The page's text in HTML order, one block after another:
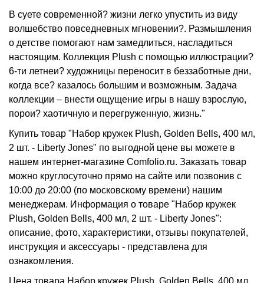
В суете современной? жизни легко упустить из виду
волшебство повседневных мгновении?. Размышления
о детстве помогают нам замедлиться, насладиться
настоящим. Коллекция Plush с помощью иллюстрации?
6-ти летнеи? художницы переносит в беззаботные дни,
когда все? казалось большим и возможным. Задача
коллекции – внести ощущение игры в нашу взрослую,
порои? хаотичную и перегруженную, жизнь."
Купить товар "Набор кружек Plush, Golden Bells, 400 мл,
2 шт. - Liberty Jones" по выгодной цене вы можете в
нашем интернет-магазине Comfolio.ru. Заказать товар
можно круглосуточно прямо на сайте или позвонив с
10:00 до 20:00 (по московскому времени) нашим
менеджерам. Информация о товаре "Набор кружек
Plush, Golden Bells, 400 мл, 2 шт. - Liberty Jones":
описание, фото, характеристики, отзывы покупателей,
инструкция и аксессуары - представлена для
ознакомления.
Цена товара Набор кружек Plush, Golden Bells, 400 мл,